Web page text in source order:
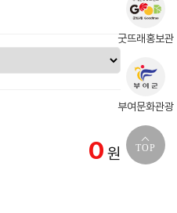
굿뜨래홍보관
부여문화관광
TOP
0 원